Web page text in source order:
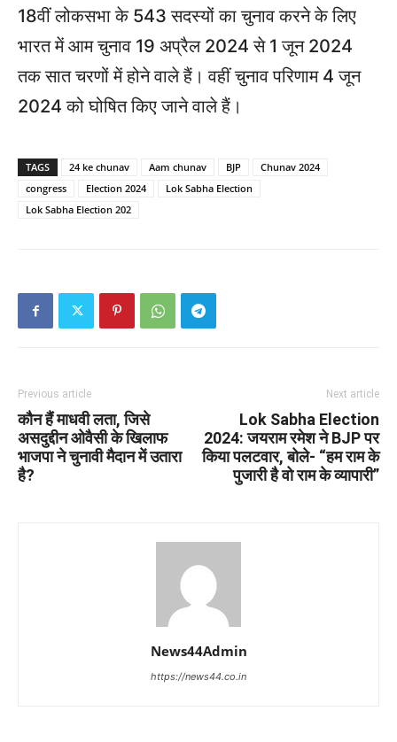
18वीं लोकसभा के 543 सदस्यों का चुनाव करने के लिए
भारत में आम चुनाव 19 अप्रैल 2024 से 1 जून 2024
तक सात चरणों में होने वाले हैं। वहीं चुनाव परिणाम 4 जून
2024 को घोषित किए जाने वाले हैं।
TAGS 24 ke chunav Aam chunav BJP
Chunav 2024
congress
Election 2024
Lok Sabha Election
Lok Sabha Election 202
Previous article
कौन हैं माधवी लता, जिसे
असदुद्दीन ओवैसी के खिलाफ
भाजपा ने चुनावी मैदान में उतारा
है?
Next article
Lok Sabha Election
2024: जयराम रमेश ने BJP पर
किया पलटवार, बोले- “हम राम के
पुजारी है वो राम के व्यापारी”
News44Admin
https://news44.co.in